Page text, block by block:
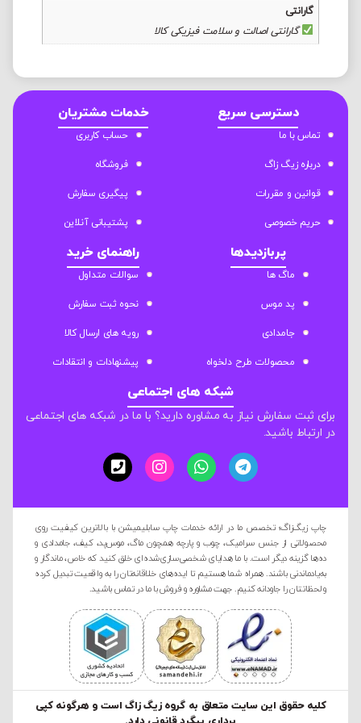
گارانتی
گارانتی اصالت و سلامت فیزیکی کالا
دسترسی سریع
تماس با ما
درباره زیگ زاگ
قوانین و مقررات
حریم خصوصی
خدمات مشتریان
حساب کاربری
فروشگاه
پیگیری سفارش
پشتیبانی آنلاین
پربازدیدها
ماگ ها
پد موس
جامدادی
محصولات طرح دلخواه
راهنمای خرید
سوالات متداول
نحوه ثبت سفارش
رویه های ارسال کالا
پیشنهادات و انتقادات
شبکه های اجتماعی
برای ثبت سفارش نیاز به مشاوره دارید؟ با ما در شبکه های اجتماعی
در ارتباط باشید.
چاپ زیگ‌زاگ؛ تخصص ما در ارائه خدمات چاپ سابلیمیشن با بالاترین کیفیت روی
محصولاتی از جنس سرامیک، چوب و پارچه همچون ماگ، موس‌پد، کیف، جامدادی و
ده‌ها گزینه دیگر است. با ما هدایای شخصی‌سازی‌شده‌ای خلق کنید که خاص، ماندگار و
به‌یادماندنی باشند. همراه شما هستیم تا ایده‌های خلاقانه‌تان را به واقعیت تبدیل کرده
و لحظاتتان را جاودانه کنیم. جهت مشاوره و فروش با ما در تماس باشید.
کليه حقوق این سایت متعلق به گروه زیگ زاگ است و هرگونه کپی